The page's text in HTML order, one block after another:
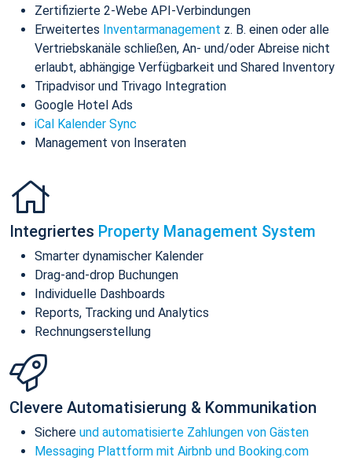
Zertifizierte 2-Webe API-Verbindungen
Erweitertes Inventarmanagement z. B. einen oder alle
Vertriebskanäle schließen, An- und/oder Abreise nicht
erlaubt, abhängige Verfügbarkeit und Shared Inventory
Tripadvisor und Trivago Integration
Google Hotel Ads
iCal Kalender Sync
Management von Inseraten
Integriertes Property Management System
Smarter dynamischer Kalender
Drag-and-drop Buchungen
Individuelle Dashboards
Reports, Tracking und Analytics
Rechnungserstellung
Clevere Automatisierung & Kommunikation
Sichere und automatisierte Zahlungen von Gästen
Messaging Plattform mit Airbnb und Booking.com